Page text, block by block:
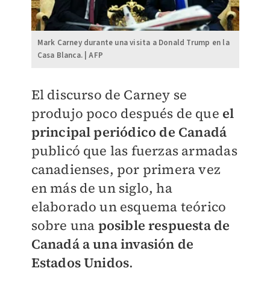
Mark Carney durante una visita a Donald Trump en la
Casa Blanca. | AFP
​El discurso de Carney se
produjo poco después de que el
principal periódico de Canadá
publicó que las fuerzas armadas
canadienses, por primera vez
en más de un siglo, ha
elaborado un esquema teórico
sobre una posible respuesta de
Canadá a una invasión de
Estados Unidos.